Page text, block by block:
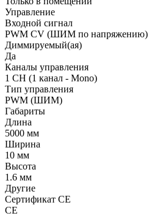
Управление
Входной сигнал
PWM СV (ШИМ по напряжению)
Диммируемый(ая)
Да
Каналы управления
1 CH (1 канал - Mono)
Тип управления
PWM (ШИМ)
Габариты
Длина
5000 мм
Ширина
10 мм
Высота
1.6 мм
Другие
Сертификат CE
CE